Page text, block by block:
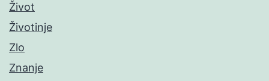
Život
Životinje
Zlo
Znanje